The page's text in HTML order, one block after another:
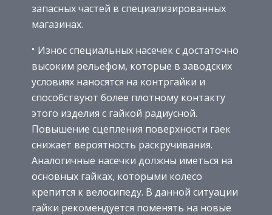
запасных частей в специализированных
магазинах.
Износ специальных насечек с достаточно
высоким рельефом, которые в заводских
условиях наносятся на контргайки и
способствуют более плотному контакту
этого изделия с гайкой радиусной.
Повышение сцепления поверхности гаек
снижает вероятность раскручивания.
Аналогичные насечки должны иметься на
основных гайках, которыми колесо
крепится к велосипеду. В данной ситуации
гайки рекомендуется поменять на новые